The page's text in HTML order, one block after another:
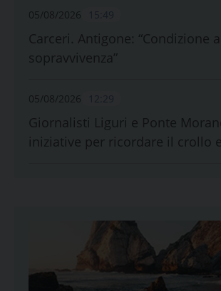
05/08/2026
Carceri. Antigone: “Condizione
sopravvivenza”
05/08/2026
Giornalisti Liguri e Ponte
iniziative per ricordare il crollo